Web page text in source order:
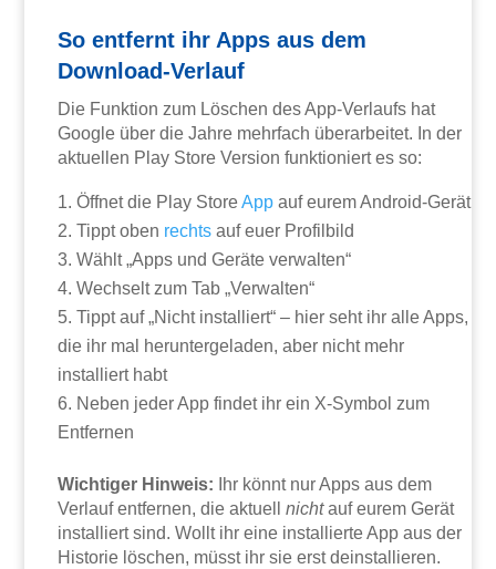
So entfernt ihr Apps aus dem
Download-Verlauf
Die Funktion zum Löschen des App-Verlaufs hat
Google über die Jahre mehrfach überarbeitet. In der
aktuellen Play Store Version funktioniert es so:
Öffnet die Play StoreApp auf eurem Android-Gerät
Tippt oben rechts auf euer Profilbild
Wählt „Apps und Geräte verwalten“
Wechselt zum Tab „Verwalten“
Tippt auf „Nicht installiert“ – hier seht ihr alle Apps,
die ihr mal heruntergeladen, aber nicht mehr
installiert habt
Neben jeder App findet ihr ein X-Symbol zum
Entfernen
Wichtiger Hinweis: Ihr könnt nur Apps aus dem
Verlauf entfernen, die aktuellnichtauf eurem Gerät
installiert sind. Wollt ihr eine installierte App aus der
Historie löschen, müsst ihr sie erst deinstallieren.